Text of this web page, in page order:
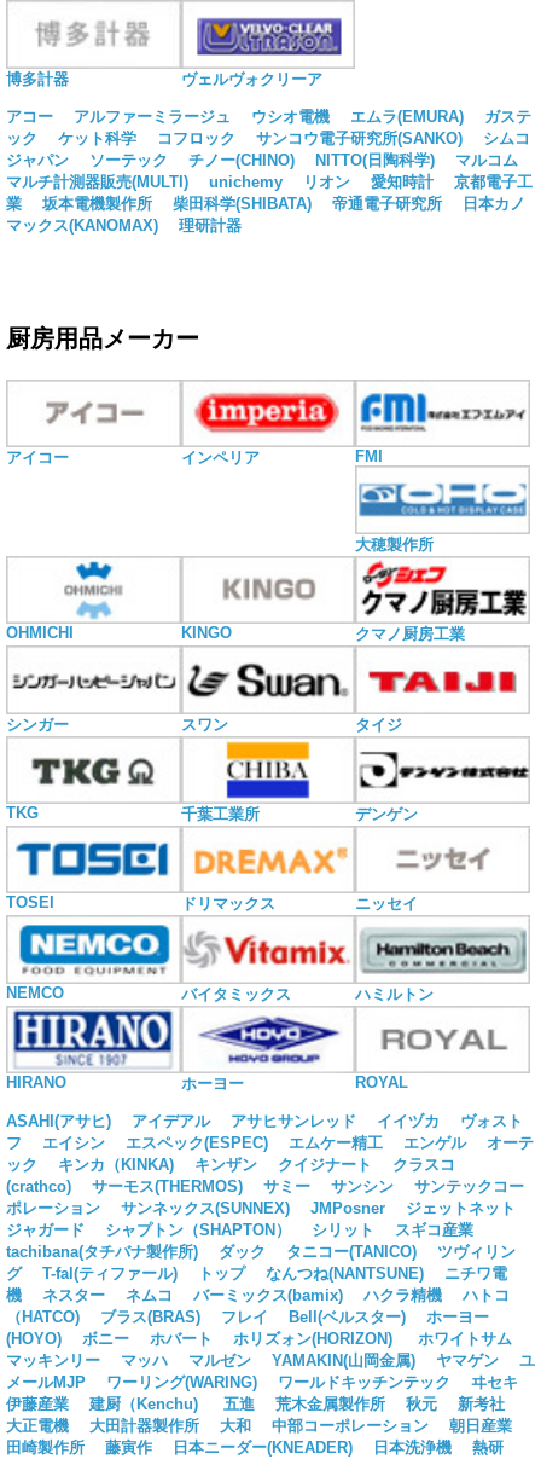
博多計器 ヴェルヴォクリーア
アコー アルファーミラージュ ウシオ電機 エムラ(EMURA)
ガステ
ック
ケット科学 コフロック サンコウ電子研究所(SANKO)
シムコ
ジャパン
ソーテック チノー(CHINO) NITTO(日陶科学)
マルコム
マルチ計測器販売(MULTI)
unichemy リオン 愛知時計
京都電子工
業
坂本電機製作所 柴田科学(SHIBATA) 帝通電子研究所
日本カノ
マックス(KANOMAX)
理研計器
厨房用品メーカー
アイコー インペリア FMI
大穂製作所
OHMICHI KINGO クマノ厨房工業
シンガー スワン タイジ
TKG 千葉工業所 デンゲン
TOSEI ドリマックス ニッセイ
NEMCO バイタミックス ハミルトン
HIRANO ホーヨー ROYAL
ASAHI(アサヒ) アイデアル アサヒサンレッド イイヅカ
ヴォスト
フ
エイシン エスペック(ESPEC) エムケー精工 エンゲル
オーテ
ック
キンカ（KINKA) キンザン クイジナート
クラスコ
(crathco)
サーモス(THERMOS) サミー サンシン
サンテックコー
ポレーション
サンネックス(SUNNEX) JMPosner
ジェットネット
ジャガード
シャプトン（SHAPTON） シリット
スギコ産業
tachibana(タチバナ製作所)
ダック タニコー(TANICO)
ツヴィリン
グ
T-fal(ティファール) トップ なんつね(NANTSUNE)
ニチワ電
機
ネスター ネムコ バーミックス(bamix) ハクラ精機
ハトコ
（HATCO)
ブラス(BRAS) フレイ Bell(ベルスター)
ホーヨー
(HOYO)
ボニー ホバート ホリズォン(HORIZON)
ホワイトサム
マッキンリー
マッハ マルゼン YAMAKIN(山岡金属) ヤマゲン
ユ
メールMJP
ワーリング(WARING) ワールドキッチンテック
ヰセキ
伊藤産業
建厨（Kenchu) 五進 荒木金属製作所 秋元
新考社
大正電機
大田計器製作所 大和 中部コーポレーション
朝日産業
田崎製作所
藤寅作 日本ニーダー(KNEADER) 日本洗浄機
熱研